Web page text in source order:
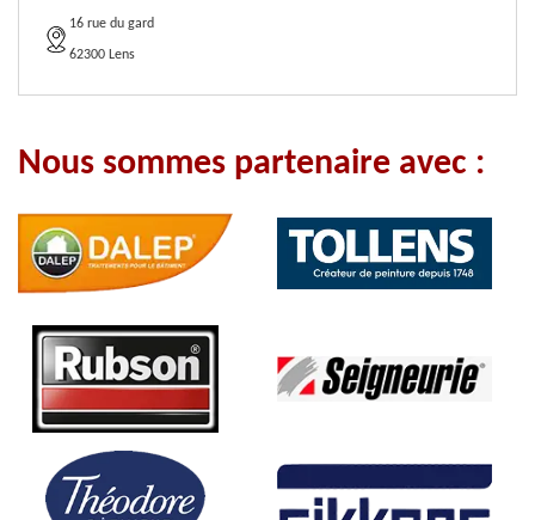
16 rue du gard
62300 Lens
Nous sommes partenaire avec :